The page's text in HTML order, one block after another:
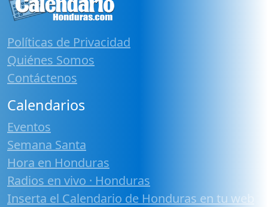
Políticas de Privacidad
Quiénes Somos
Contáctenos
Calendarios
Eventos
Semana Santa
Hora en Honduras
Radios en vivo · Honduras
Inserta el Calendario de Honduras en tu web